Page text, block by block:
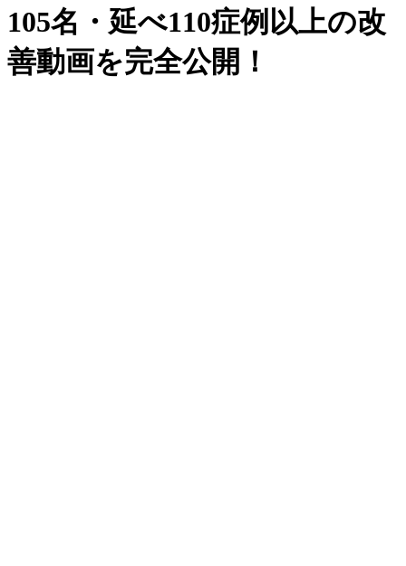
105名・延べ110症例以上の改
善動画を完全公開！